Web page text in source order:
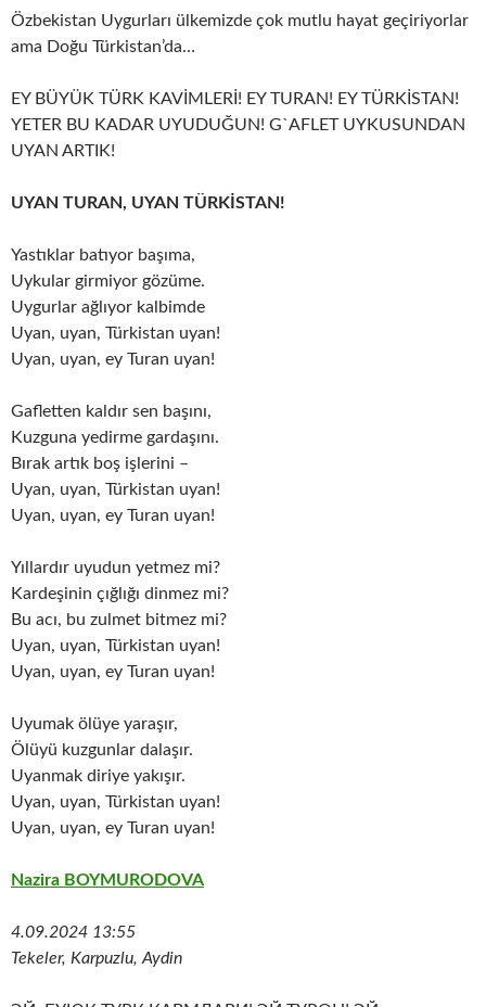
Özbekistan Uygurları ülkemizde çok mutlu hayat geçiriyorlar
ama Doğu Türkistan’da…
EY BÜYÜK TÜRK KAVİMLERİ! EY TURAN! EY TÜRKİSTAN!
YETER BU KADAR UYUDUĞUN! G`AFLET UYKUSUNDAN
UYAN ARTIK!
UYAN TURAN, UYAN TÜRKİSTAN!
Yastıklar batıyor başıma,
Uykular girmiyor gözüme.
Uygurlar ağlıyor kalbimde
Uyan, uyan, Türkistan uyan!
Uyan, uyan, ey Turan uyan!
Gafletten kaldır sen başını,
Kuzguna yedirme gardaşını.
Bırak artık boş işlerini –
Uyan, uyan, Türkistan uyan!
Uyan, uyan, ey Turan uyan!
Yıllardır uyudun yetmez mi?
Kardeşinin çığlığı dinmez mi?
Bu acı, bu zulmet bitmez mi?
Uyan, uyan, Türkistan uyan!
Uyan, uyan, ey Turan uyan!
Uyumak ölüye yaraşır,
Ölüyü kuzgunlar dalaşır.
Uyanmak diriye yakışır.
Uyan, uyan, Türkistan uyan!
Uyan, uyan, ey Turan uyan!
Nazira BOYMURODOVA
4.09.2024 13:55
Tekeler, Karpuzlu, Aydin